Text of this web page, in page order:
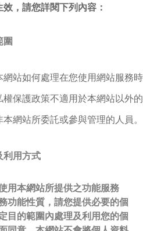
，請您詳閱下列內容：
圍
站如何處理在您使用網站服務時
保護政策不適用於本網站以外的
網站所委託或參與管理的人員。
利用方式
用本網站所提供之功能服務
功能性質，請您提供必要的個
目的範圍內處理及利用您的個